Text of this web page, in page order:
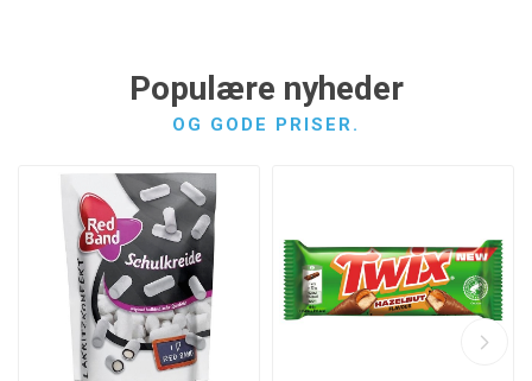
Populære nyheder
OG GODE PRISER.